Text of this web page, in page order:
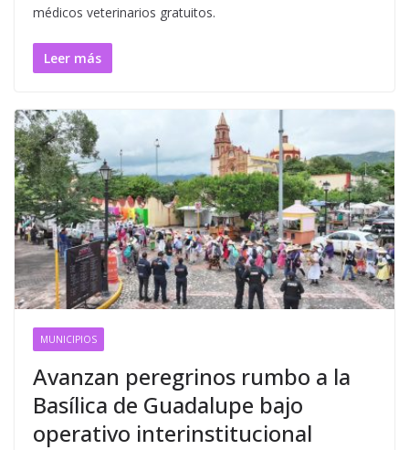
médicos veterinarios gratuitos.
Leer más
MUNICIPIOS
Avanzan peregrinos rumbo a la
Basílica de Guadalupe bajo
operativo interinstitucional